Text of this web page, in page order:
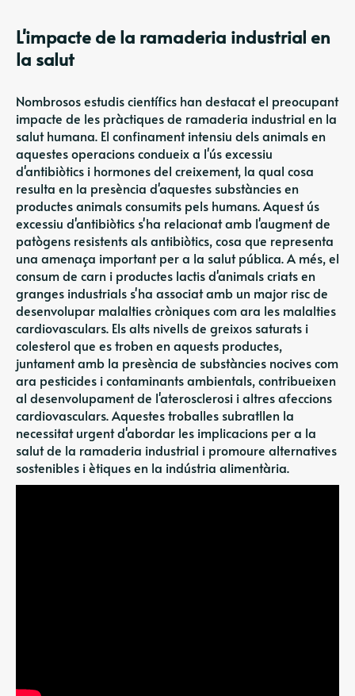
L'impacte de la ramaderia industrial en
la salut
Nombrosos estudis científics han destacat el preocupant
impacte de les pràctiques de ramaderia industrial en la
salut humana. El confinament intensiu dels animals en
aquestes operacions condueix a l'ús excessiu
d'antibiòtics i hormones del creixement, la qual cosa
resulta en la presència d'aquestes substàncies en
productes animals consumits pels humans. Aquest ús
excessiu d'antibiòtics s'ha relacionat amb l'augment de
patògens resistents als antibiòtics, cosa que representa
una amenaça important per a la salut pública. A més, el
consum de carn i productes lactis d'animals criats en
granges industrials s'ha associat amb un major risc de
desenvolupar malalties cròniques com ara les malalties
cardiovasculars. Els alts nivells de greixos saturats i
colesterol que es troben en aquests productes,
juntament amb la presència de substàncies nocives com
ara pesticides i contaminants ambientals, contribueixen
al desenvolupament de l'aterosclerosi i altres afeccions
cardiovasculars. Aquestes troballes subratllen la
necessitat urgent d'abordar les implicacions per a la
salut de la ramaderia industrial i promoure alternatives
sostenibles i ètiques en la indústria alimentària.